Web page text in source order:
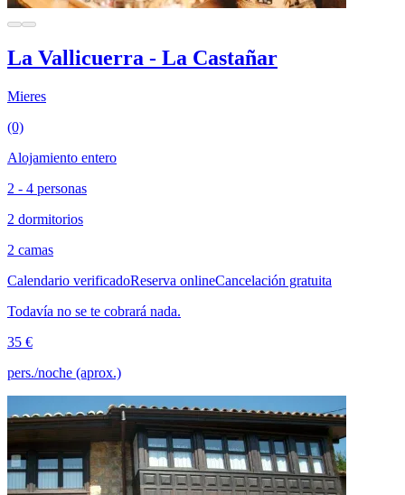
La Vallicuerra - La Castañar
Mieres
(0)
Alojamiento entero
2 - 4 personas
2 dormitorios
2 camas
Calendario verificadoReserva onlineCancelación gratuita
Todavía no se te cobrará nada.
35 €
pers./noche (aprox.)